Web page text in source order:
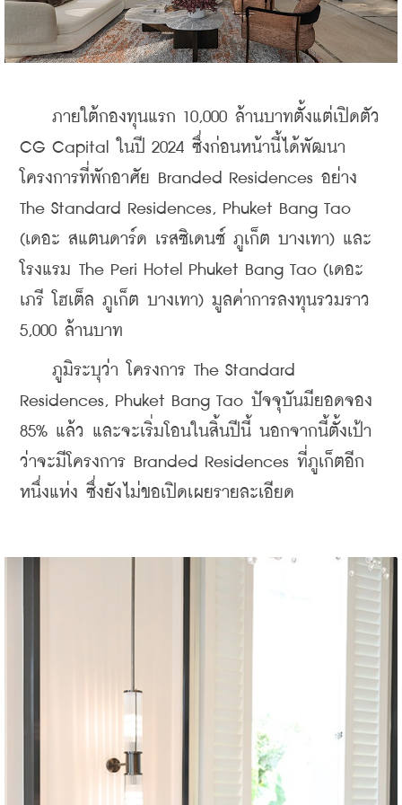
ภายใต้กองทุนแรก 10,000 ล้านบาทตั้งแต่เปิดตัว
CG Capital ในปี 2024 ซึ่งก่อนหน้านี้ได้พัฒนา
โครงการที่พักอาศัย Branded Residences อย่าง
The Standard Residences, Phuket Bang Tao
(เดอะ สแตนดาร์ด เรสซิเดนซ์ ภูเก็ต บางเทา) และ
โรงแรม The Peri Hotel Phuket Bang Tao (เดอะ
เภรี โฮเต็ล ภูเก็ต บางเทา) มูลค่าการลงทุนรวมราว
5,000 ล้านบาท
ภูมิระบุว่า โครงการ The Standard
Residences, Phuket Bang Tao ปัจจุบันมียอดจอง
85% แล้ว และจะเริ่มโอนในสิ้นปีนี้ นอกจากนี้ตั้งเป้า
ว่าจะมีโครงการ Branded Residences ที่ภูเก็ตอีก
หนึ่งแห่ง ซึ่งยังไม่ขอเปิดเผยรายละเอียด